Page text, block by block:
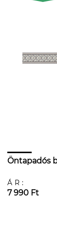
Öntapadós
ÁR:
7 990 Ft